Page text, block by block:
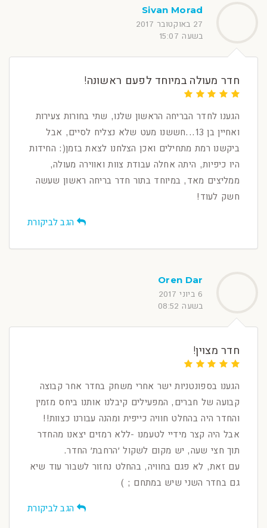
Sivan Morad
27 באוקטובר 2017
בשעה 15:07
חדר מעולה במיוחד לפעם ראשונה!
הגענו לחדר הבריחה הראשון שלנו, שתי בחורות צעירות
ואחיין בן 13...חששנו מעט שלא נצליח לסיים, אבל
ביקשנו רמת מתחילים ואכן הצלחנו לצאת בזמן(: החידות
היו כיפיות, היתה אחלה עבודת צוות ואווירה מעולה,
ממליצים מאד, במיוחד בתור חדר בריחה ראשון שעשה
חשק לעוד!
הגב לביקורת
Oren Dar
6 ביוני 2017
בשעה 08:52
חדר מצוין!
הגענו בספונטניות ישר אחרי משחק בחדר אחר קבוצה
קבועה של חברים, המפעילים קיבלנו אותנו ביחס מזמין
והחדר היה בהחלט חוויה כייפית ומהנה עבורנו כצוות!!
אבל היה קצר מידיי לטעמנו -ללא רמזים יצאנו מהחדר
תוך חצי שעה, יש מקום לשקול ׳הרחבת׳ החדר.
עם זאת, לא פגם בחוויה, בהחלט נחזור לשבור עוד שיא
גם בחדר השני שיש במתחם ; )
הגב לביקורת